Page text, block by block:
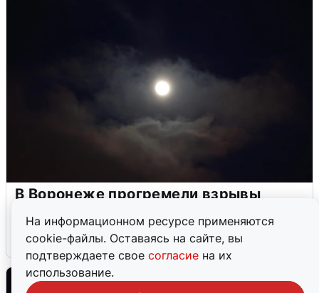
На информационном ресурсе применяются
cookie-файлы. Оставаясь на сайте, вы
подтверждаете свое согласие на их
использование.
В Воронеже прогремели взрывы
5 августа 0